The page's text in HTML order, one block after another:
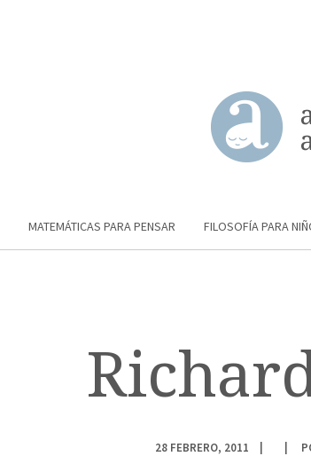
MATEMÁTICAS PARA PENSAR FILOSOFÍA PARA
28 FEBRERO, 2011